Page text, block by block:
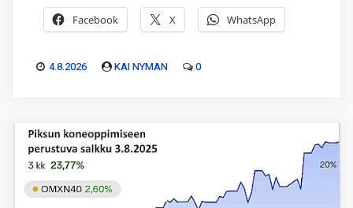
Facebook X WhatsApp
4.8.2026 KAI NYMAN 0